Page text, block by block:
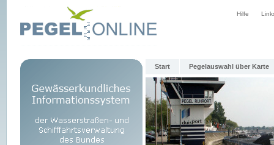
Hilfe
Start Pegelauswahl über Karte